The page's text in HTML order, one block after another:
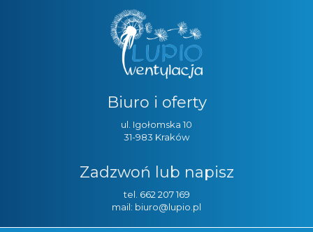
Biuro i oferty
ul. Igołomska 10
31-983 Kraków
Zadzwoń lub napisz
tel. 662 207 169
mail: biuro@lupio.pl